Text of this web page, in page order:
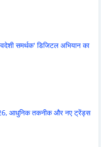
समर्थक' डिजिटल अभियान का
आधुनिक तकनीक और नए ट्रेंड्स